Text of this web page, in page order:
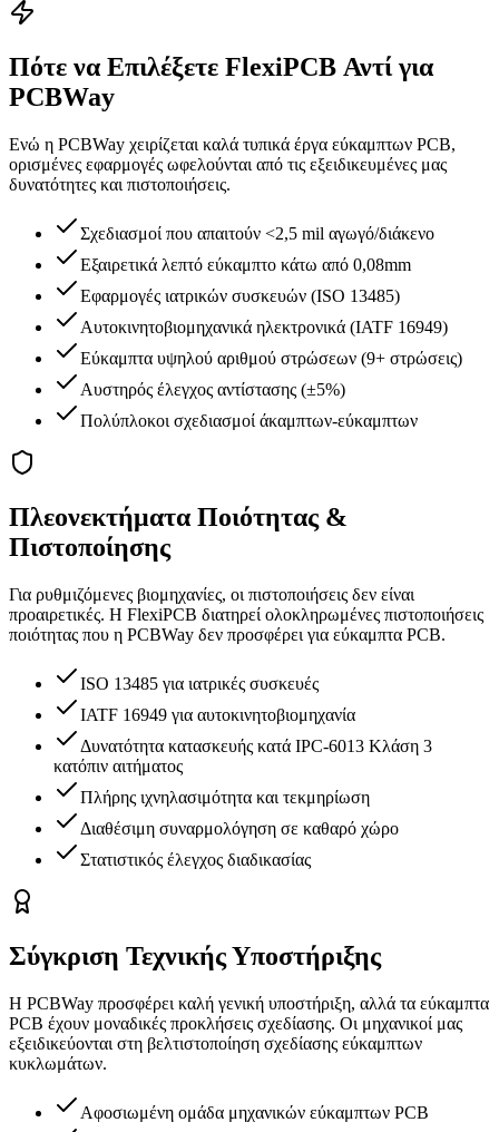
Πότε να Επιλέξετε FlexiPCB Αντί για
PCBWay
Ενώ η PCBWay χειρίζεται καλά τυπικά έργα εύκαμπτων PCB,
ορισμένες εφαρμογές ωφελούνται από τις εξειδικευμένες μας
δυνατότητες και πιστοποιήσεις.
Σχεδιασμοί που απαιτούν <2,5 mil αγωγό/διάκενο
Εξαιρετικά λεπτό εύκαμπτο κάτω από 0,08mm
Εφαρμογές ιατρικών συσκευών (ISO 13485)
Αυτοκινητοβιομηχανικά ηλεκτρονικά (IATF 16949)
Εύκαμπτα υψηλού αριθμού στρώσεων (9+ στρώσεις)
Αυστηρός έλεγχος αντίστασης (±5%)
Πολύπλοκοι σχεδιασμοί άκαμπτων-εύκαμπτων
Πλεονεκτήματα Ποιότητας &
Πιστοποίησης
Για ρυθμιζόμενες βιομηχανίες, οι πιστοποιήσεις δεν είναι
προαιρετικές. Η FlexiPCB διατηρεί ολοκληρωμένες πιστοποιήσεις
ποιότητας που η PCBWay δεν προσφέρει για εύκαμπτα PCB.
ISO 13485 για ιατρικές συσκευές
IATF 16949 για αυτοκινητοβιομηχανία
Δυνατότητα κατασκευής κατά IPC-6013 Κλάση 3
κατόπιν αιτήματος
Πλήρης ιχνηλασιμότητα και τεκμηρίωση
Διαθέσιμη συναρμολόγηση σε καθαρό χώρο
Στατιστικός έλεγχος διαδικασίας
Σύγκριση Τεχνικής Υποστήριξης
Η PCBWay προσφέρει καλή γενική υποστήριξη, αλλά τα εύκαμπτα
PCB έχουν μοναδικές προκλήσεις σχεδίασης. Οι μηχανικοί μας
εξειδικεύονται στη βελτιστοποίηση σχεδίασης εύκαμπτων
κυκλωμάτων.
Αφοσιωμένη ομάδα μηχανικών εύκαμπτων PCB